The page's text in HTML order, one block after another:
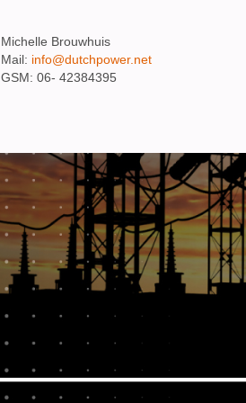
Michelle Brouwhuis
Mail: info@dutchpower.net
GSM: 06- 42384395